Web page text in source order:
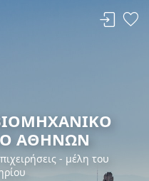
ΑΘΗΝΩΝ
- μέλη του